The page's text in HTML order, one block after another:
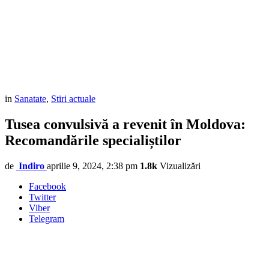
in Sanatate, Stiri actuale
Tusea convulsivă a revenit în Moldova:
Recomandările specialiștilor
de Indiro aprilie 9, 2024, 2:38 pm 1.8k Vizualizări
Facebook
Twitter
Viber
Telegram